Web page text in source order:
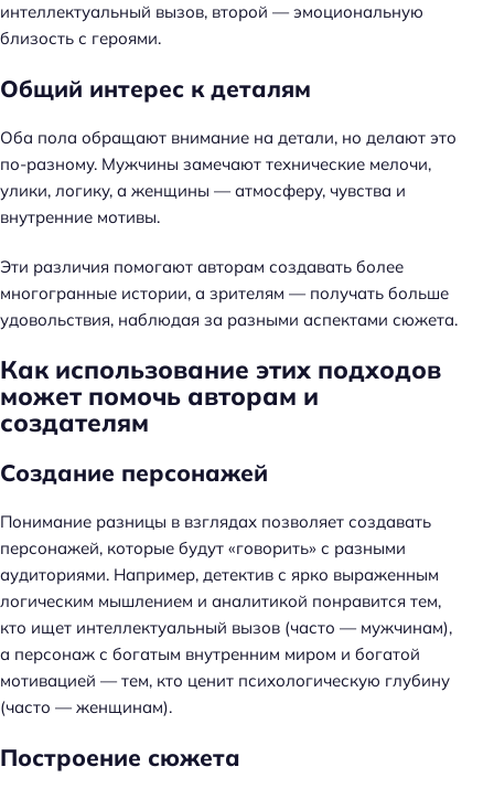
интеллектуальный вызов, второй — эмоциональную
близость с героями.
Общий интерес к деталям
Оба пола обращают внимание на детали, но делают это
по-разному. Мужчины замечают технические мелочи,
улики, логику, а женщины — атмосферу, чувства и
внутренние мотивы.
Эти различия помогают авторам создавать более
многогранные истории, а зрителям — получать больше
удовольствия, наблюдая за разными аспектами сюжета.
Как использование этих подходов
может помочь авторам и
создателям
Создание персонажей
Понимание разницы в взглядах позволяет создавать
персонажей, которые будут «говорить» с разными
аудиториями. Например, детектив с ярко выраженным
логическим мышлением и аналитикой понравится тем,
кто ищет интеллектуальный вызов (часто — мужчинам),
а персонаж с богатым внутренним миром и богатой
мотивацией — тем, кто ценит психологическую глубину
(часто — женщинам).
Построение сюжета
а
й
т
и
: